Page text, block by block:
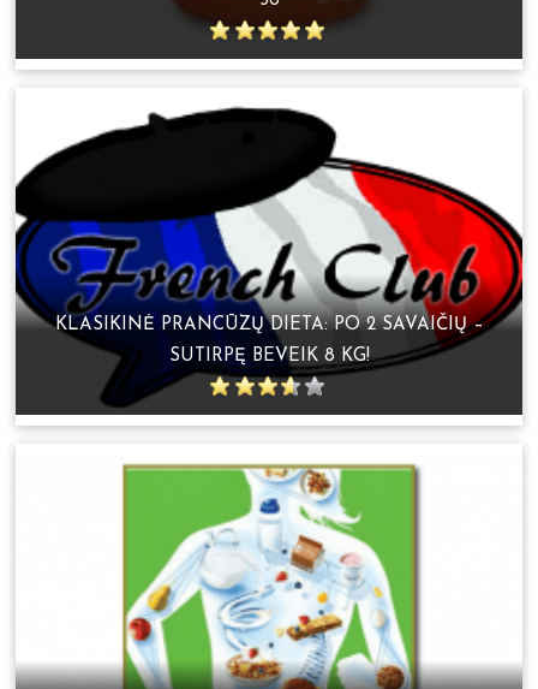
KLASIKINĖ PRANCŪZŲ DIETA: PO 2 SAVAIČIŲ –
SUTIRPĘ BEVEIK 8 KG!